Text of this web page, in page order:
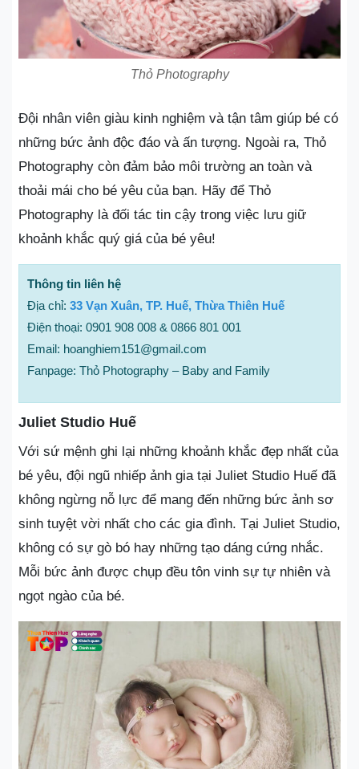
Thỏ Photography
Đội nhân viên giàu kinh nghiệm và tận tâm giúp bé có
những bức ảnh độc đáo và ấn tượng. Ngoài ra, Thỏ
Photography còn đảm bảo môi trường an toàn và
thoải mái cho bé yêu của bạn. Hãy để Thỏ
Photography là đối tác tin cậy trong việc lưu giữ
khoảnh khắc quý giá của bé yêu!
Thông tin liên hệ
Địa chỉ: 33 Vạn Xuân, TP. Huế, Thừa Thiên Huế
Điện thoại: 0901 908 008 & 0866 801 001
Email: hoanghiem151@gmail.com
Fanpage: Thỏ Photography – Baby and Family
Juliet Studio Huế
Với sứ mệnh ghi lại những khoảnh khắc đẹp nhất của
bé yêu, đội ngũ nhiếp ảnh gia tại Juliet Studio Huế đã
không ngừng nỗ lực để mang đến những bức ảnh sơ
sinh tuyệt vời nhất cho các gia đình. Tại Juliet Studio,
không có sự gò bó hay những tạo dáng cứng nhắc.
Mỗi bức ảnh được chụp đều tôn vinh sự tự nhiên và
ngọt ngào của bé.